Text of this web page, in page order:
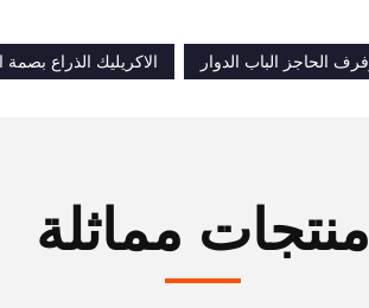
الاكريليك الذراع بصمة
منتجات مماثلة